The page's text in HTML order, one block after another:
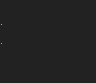
votre compte client à la